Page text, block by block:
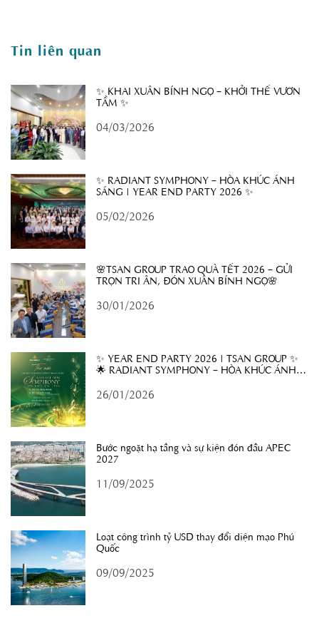
Tin liên quan
✨ KHAI XUÂN BÍNH NGỌ – KHỞI THẾ VƯƠN
TẦM ✨
04/03/2026
✨ RADIANT SYMPHONY – HÒA KHÚC ÁNH
SÁNG | YEAR END PARTY 2026 ✨
05/02/2026
🌸TSAN GROUP TRAO QUÀ TẾT 2026 – GỬI
TRỌN TRI ÂN, ĐÓN XUÂN BÍNH NGỌ🌸
30/01/2026
✨ YEAR END PARTY 2026 | TSAN GROUP ✨
🌟 RADIANT SYMPHONY – HÒA KHÚC ÁNH
26/01/2026
Bước ngoặt hạ tầng và sự kiện đón đầu APEC
2027
11/09/2025
Loạt công trình tỷ USD thay đổi diện mạo Phú
Quốc
09/09/2025